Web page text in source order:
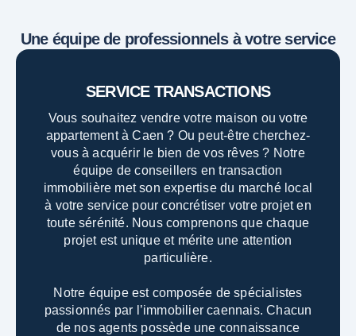
Une équipe de professionnels à votre service
SERVICE TRANSACTIONS
Vous souhaitez vendre votre maison ou votre
appartement à Caen ? Ou peut-être cherchez-
vous à acquérir le bien de vos rêves ? Notre
équipe de conseillers en transaction
immobilière met son expertise du marché local
à votre service pour concrétiser votre projet en
toute sérénité. Nous comprenons que chaque
projet est unique et mérite une attention
particulière.
Notre équipe est composée de spécialistes
passionnés par l’immobilier caennais. Chacun
de nos agents possède une connaissance